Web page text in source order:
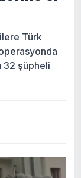
Türk
32 şüpheli